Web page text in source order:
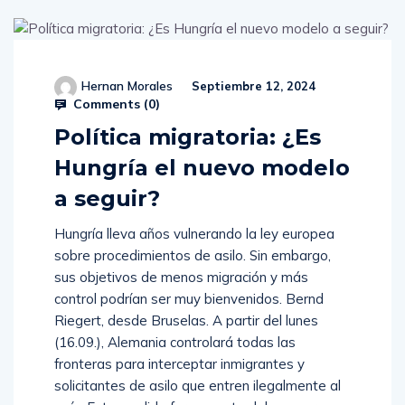
Hernan Morales
Política migratoria: ¿Es
Hungría el nuevo modelo
a seguir?
Hungría lleva años vulnerando la ley europea
sobre procedimientos de asilo. Sin embargo,
sus objetivos de menos migración y más
control podrían ser muy bienvenidos. Bernd
Riegert, desde Bruselas. A partir del lunes
(16.09.), Alemania controlará todas las
fronteras para interceptar inmigrantes y